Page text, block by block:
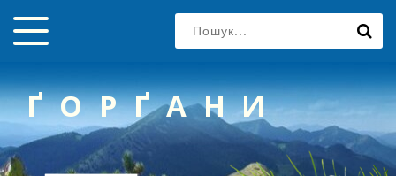
ҐОРҐАНИ